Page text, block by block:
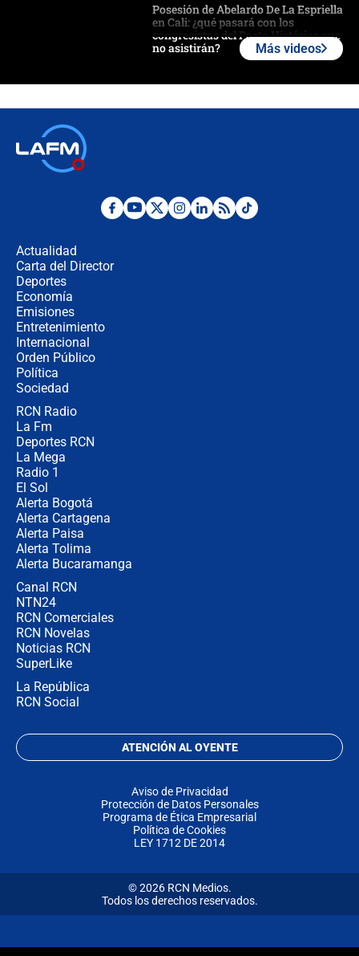
Posesión de Abelardo De La Espriella
en Cali: ¿qué pasará con los
congresistas del Pacto Histórico que
no asistirán?
¿Por qué De la Espriella gobernará
Más videos
Actualidad
Carta del Director
Deportes
Economía
Emisiones
Entretenimiento
Internacional
Orden Público
Política
Sociedad
RCN Radio
La Fm
Deportes RCN
La Mega
Radio 1
El Sol
Alerta Bogotá
Alerta Cartagena
Alerta Paisa
Alerta Tolima
Alerta Bucaramanga
Canal RCN
NTN24
RCN Comerciales
RCN Novelas
Noticias RCN
SuperLike
La República
RCN Social
ATENCIÓN AL OYENTE
Aviso de Privacidad
Protección de Datos Personales
Programa de Ética Empresarial
Política de Cookies
LEY 1712 DE 2014
© 2026 RCN Medios.
Todos los derechos reservados.